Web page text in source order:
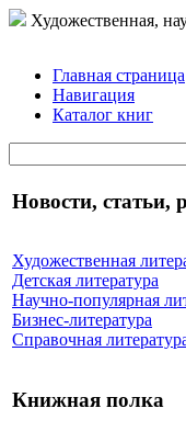
Художественная,
Главная страница
Навигация
Каталог книг
Новости, статьи,
Художественная
Детская литература
Научно-популярная
Бизнес-литература
Справочная
Книжная полка